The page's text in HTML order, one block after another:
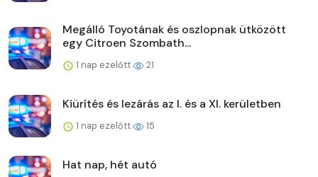
Megálló Toyotának és oszlopnak ütközött
egy Citroen Szombath...
1 nap ezelőtt 21
Kiürítés és lezárás az I. és a XI. kerületben
1 nap ezelőtt 15
Hat nap, hét autó